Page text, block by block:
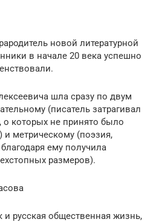
новой литературной
в начале 20 века успешно
шла сразу по двум
(писатель затрагивал
о которых не принято было
и метрическому (поэзия,
ему получила
размеров).
и русская общественная жизнь,